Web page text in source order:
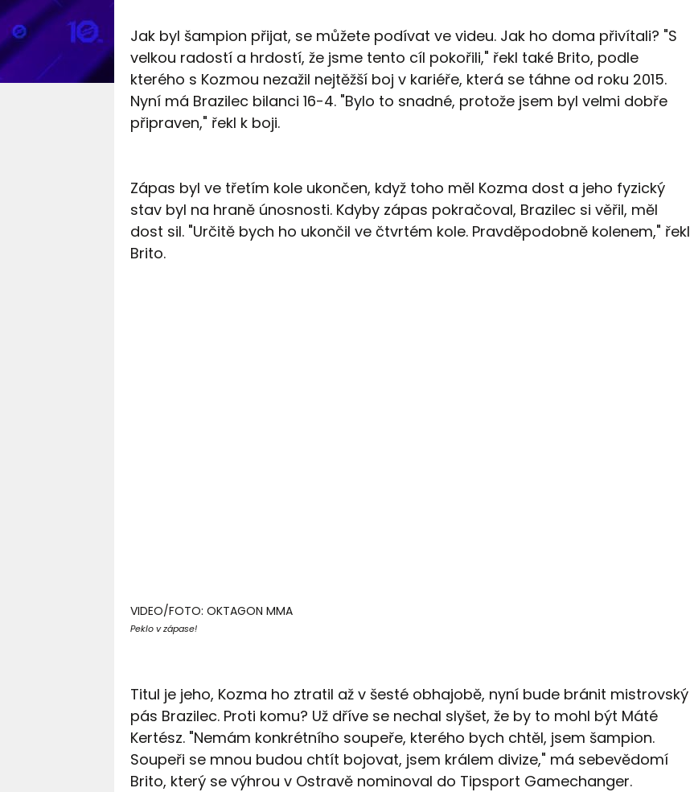
Jak byl šampion přijat, se můžete podívat ve videu. Jak ho doma přivítali? "S
velkou radostí a hrdostí, že jsme tento cíl pokořili," řekl také Brito, podle
kterého s Kozmou nezažil nejtěžší boj v kariéře, která se táhne od roku 2015.
Nyní má Brazilec bilanci 16-4. "Bylo to snadné, protože jsem byl velmi dobře
připraven," řekl k boji.
Zápas byl ve třetím kole ukončen, když toho měl Kozma dost a jeho fyzický
stav byl na hraně únosnosti. Kdyby zápas pokračoval, Brazilec si věřil, měl
dost sil. "Určitě bych ho ukončil ve čtvrtém kole. Pravděpodobně kolenem," řekl
Brito.
VIDEO/FOTO: OKTAGON MMA
Peklo v zápase!
Titul je jeho, Kozma ho ztratil až v šesté obhajobě, nyní bude bránit mistrovský
pás Brazilec. Proti komu? Už dříve se nechal slyšet, že by to mohl být Máté
Kertész. "Nemám konkrétního soupeře, kterého bych chtěl, jsem šampion.
Soupeři se mnou budou chtít bojovat, jsem králem divize," má sebevědomí
Brito, který se výhrou v Ostravě nominoval do Tipsport Gamechanger.